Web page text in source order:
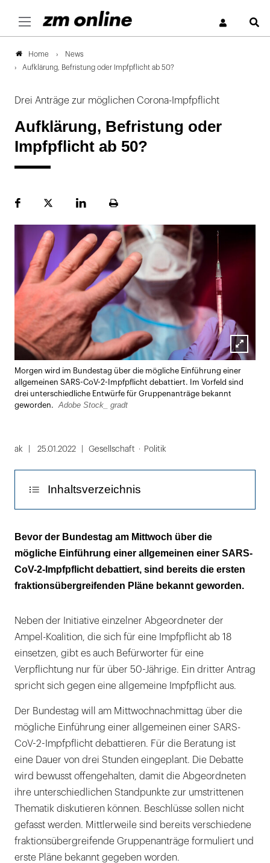
Home
News
Aufklärung, Befristung oder Impfpflicht ab 50?
Drei Anträge zur möglichen Corona-Impfpflicht
Aufklärung, Befristung oder
Impfpflicht ab 50?
FacebookPlattformLinekdInSeite
Lightbox
öffnen
Morgen wird im Bundestag über die mögliche Einführung einer
allgemeinen SARS-CoV-2-Impfpflicht debattiert. Im Vorfeld sind
drei unterschiedliche Entwürfe für Gruppenanträge bekannt
geworden.
Adobe Stock_ gradt
ak 25.01.2022 Gesellschaft Politik
Inhaltsverzeichnis
1. Befristete Impfpflicht ab 18 Jahren
2. Verpflichtung ab 50 Jahre
3. Aufklärungs- und Werbespots
Bevor der Bundestag am Mittwoch über die
mögliche Einführung einer allgemeinen einer SARS-
CoV-2-Impfpflicht debattiert, sind bereits die ersten
fraktionsübergreifenden Pläne bekannt geworden.
Neben der Initiative einzelner Abgeordneter der
Ampel-Koalition, die sich für eine Impfpflicht ab 18
einsetzen, gibt es auch Befürworter für eine
Verpflichtung nur für über 50-Jährige. Ein dritter Antrag
spricht sich gegen eine allgemeine Impfpflicht aus.
Der Bundestag will am Mittwochnachmittag über die
mögliche Einführung einer allgemeinen einer SARS-
CoV-2-Impfpflicht debattieren. Für die Beratung ist
eine Dauer von drei Stunden eingeplant. Die Debatte
wird bewusst offengehalten, damit die Abgeordneten
ihre unterschiedlichen Standpunkte zur umstrittenen
Thematik diskutieren können. Beschlüsse sollen nicht
gefasst werden. Mittlerweile sind bereits verschiedene
fraktionsübergreifende Gruppenanträge formuliert und
erste Pläne bekannt gegeben worden.